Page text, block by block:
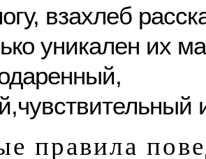
взахлеб
уникален их
правила